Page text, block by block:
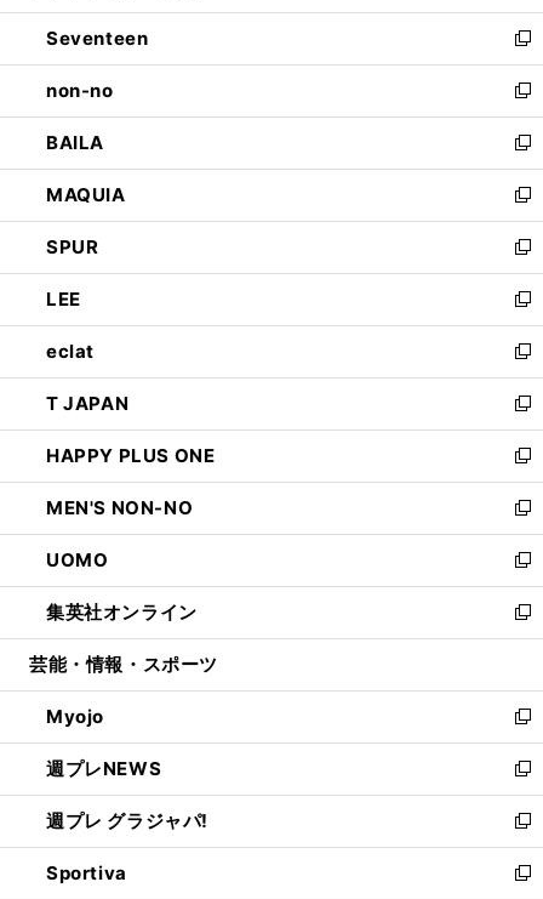
開
く
ウ
で
開
く
ン
ド
ウ
で
開
く
Seventeen
新
し
い
ウ
ィ
ン
ド
ウ
で
開
く
non-no
新
し
い
ウ
ィ
ン
ド
ウ
で
開
く
BAILA
新
し
い
ウ
ィ
ン
ド
ウ
で
開
く
MAQUIA
新
し
い
ウ
ィ
ン
ド
ウ
で
開
く
SPUR
新
し
い
ウ
ィ
ン
ド
ウ
で
開
く
LEE
新
し
い
ウ
ィ
ン
ド
ウ
で
開
く
eclat
新
し
い
ウ
ィ
ン
ド
ウ
で
開
く
T JAPAN
新
し
い
ウ
ィ
ン
ド
ウ
で
開
HAPPY PLUS ONE
新
し
い
ウ
ィ
ン
ド
ウ
開
く
MEN'S NON-NO
新
し
い
ウ
ィ
ン
ウ
で
開
く
UOMO
新
し
い
ウ
ン
ド
ウ
で
開
く
集英社オンライン
新
し
ウ
ィ
ン
ド
ウ
で
開
く
芸能・情報・スポーツ
Myojo
新
し
い
ウ
ィ
ン
ド
週プレNEWS
新
し
い
ウ
ィ
週プレ グラジャパ!
新
し
い
Sportiva
新